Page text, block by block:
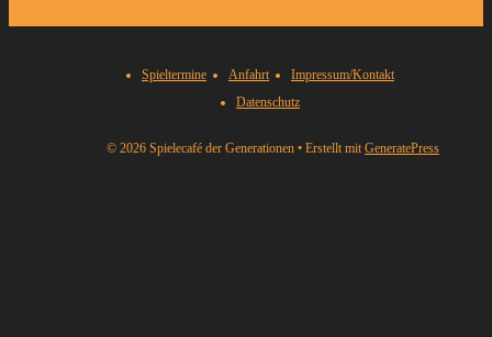
Spieltermine Anfahrt
Impressum/Kontakt
Datenschutz
© 2026 Spielecafé der Generationen • Erstellt mit GeneratePress